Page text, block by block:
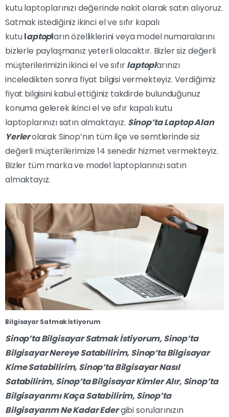
kutu laptoplarınızı değerinde nakit olarak satın alıyoruz.
Satmak istediğiniz ikinci el ve sıfır kapalı
kutulaptopların özelliklerini veya model numaralarını
bizlerle paylaşmanız yeterli olacaktır. Bizler siz değerli
müşterilerimizin ikinci el ve sıfırlaptoplarınızı
inceledikten sonra fiyat bilgisi vermekteyiz. Verdiğimiz
fiyat bilgisini kabul ettiğiniz takdirde bulunduğunuz
konuma gelerek ikinci el ve sıfır kapalı kutu
laptoplarınızı satın almaktayız. Sinop’taLaptop Alan
Yerlerolarak Sinop’nın tüm ilçe ve semtlerinde siz
değerli müşterilerimize 14 senedir hizmet vermekteyiz.
Bizler tüm marka ve model laptoplarınızı satın
almaktayız.
Bilgisayar Satmak İstiyorum
Sinop’ta Bilgisayar Satmak İstiyorum, Sinop’ta
Bilgisayar Nereye Satabilirim, Sinop’ta Bilgisayar
Kime Satabilirim, Sinop’ta Bilgisayar Nasıl
Satabilirim, Sinop’ta Bilgisayar Kimler Alır, Sinop’ta
Bilgisayarımı Kaça Satabilirim, Sinop’ta
Bilgisayarım Ne Kadar Edergibi sorularınızın